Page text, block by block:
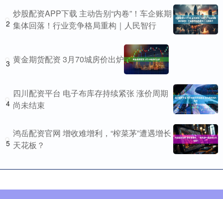
2
炒股配资APP下载 主动告别“内卷”！车企账期
集体回落！行业竞争格局重构｜人民智行
3 黄金期货配资 3月70城房价出炉
4
四川配资平台 电子布库存持续紧张 涨价周期
尚未结束
5
鸿岳配资官网 增收难增利，“榨菜茅”遭遇增长
天花板？